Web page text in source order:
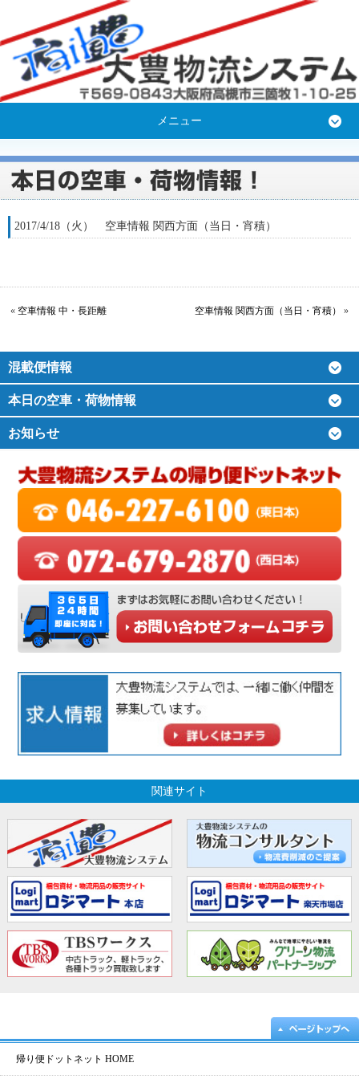
メニュー
2017/4/18（火） 空車情報 関西方面（当日・宵積）
« 空車情報 中・長距離 空車情報 関西方面（当日・宵積） »
混載便情報
本日の空車・荷物情報
お知らせ
関連サイト
帰り便ドットネット HOME